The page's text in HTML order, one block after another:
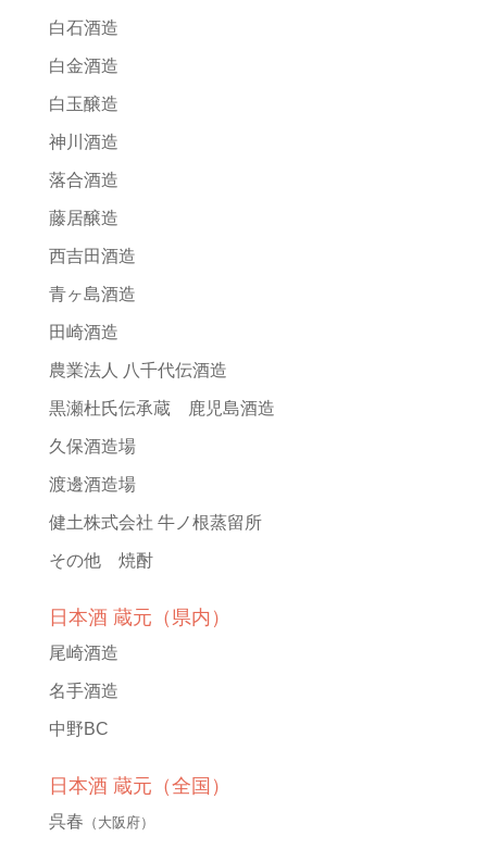
白石酒造
白金酒造
白玉醸造
神川酒造
落合酒造
藤居醸造
西吉田酒造
青ヶ島酒造
田崎酒造
農業法人 八千代伝酒造
黒瀬杜氏伝承蔵 鹿児島酒造
久保酒造場
渡邊酒造場
健土株式会社 牛ノ根蒸留所
その他 焼酎
日本酒 蔵元（県内）
尾崎酒造
名手酒造
中野BC
日本酒 蔵元（全国）
呉春 （大阪府）